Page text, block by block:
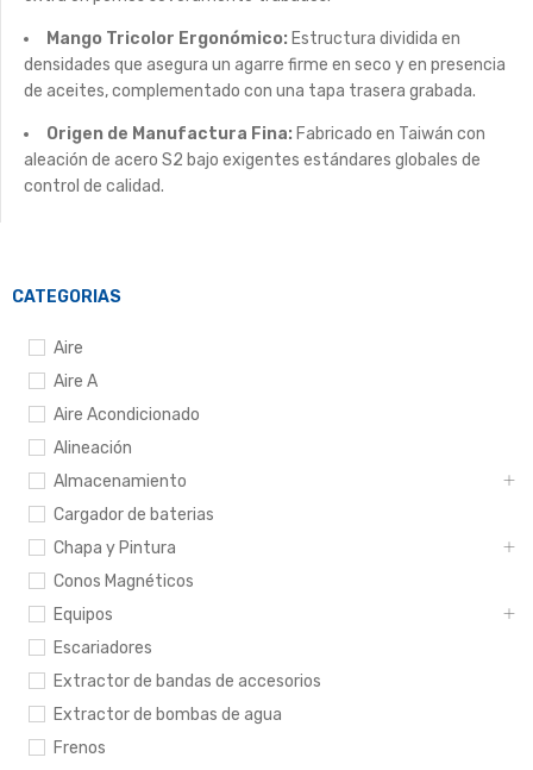
CATEGORIAS
Aire
Aire A
Aire Acondicionado
Alineación
Almacenamiento
Cargador de baterias
Chapa y Pintura
Conos Magnéticos
Equipos
Escariadores
Extractor de bandas de accesorios
Extractor de bombas de agua
Frenos
Mango Tricolor Ergonómico: Estructura dividida en
densidades que asegura un agarre firme en seco y en presencia
de aceites, complementado con una tapa trasera grabada.
Origen de Manufactura Fina: Fabricado en Taiwán con
aleación de acero S2 bajo exigentes estándares globales de
control de calidad.